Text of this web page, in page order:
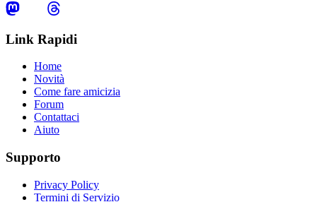
Link Rapidi
Home
Novità
Come fare amicizia
Forum
Contattaci
Aiuto
Supporto
Privacy Policy
Termini di Servizio